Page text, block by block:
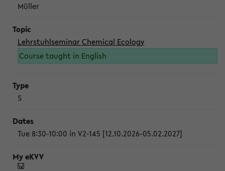
Müller
Lehrstuhlseminar Chemical Ecology
Course taught in English
S
Tue 8:30-10:00 in V2-145 [12.10.2026-05.02.2027]